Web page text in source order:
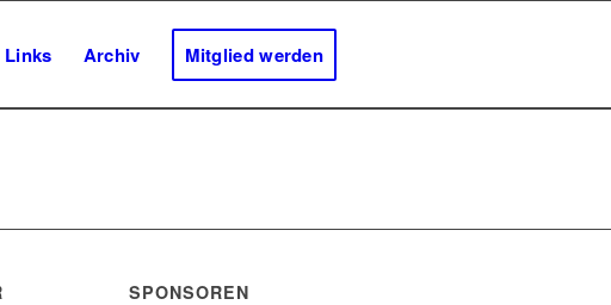
Links Archiv Mitglied werden
SPONSOREN